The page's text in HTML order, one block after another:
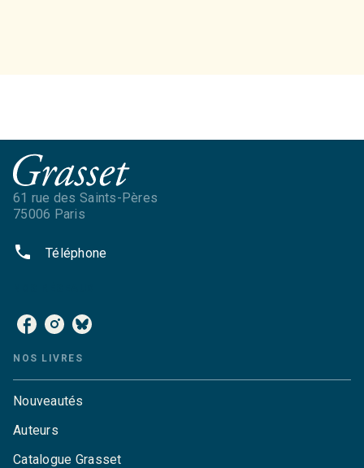
61 rue des Saints-Pères
75006 Paris
phone Téléphone
NOS LIVRES
Nouveautés
Auteurs
Catalogue Grasset